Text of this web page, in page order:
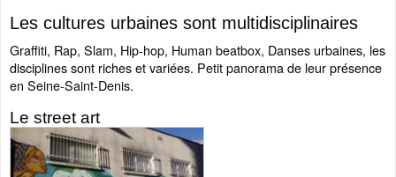
Les cultures urbaines sont multidisciplinaires
Graffiti, Rap, Slam, Hip-hop, Human beatbox, Danses urbaines, les
disciplines sont riches et variées. Petit panorama de leur présence
en Seine-Saint-Denis.
Le street art